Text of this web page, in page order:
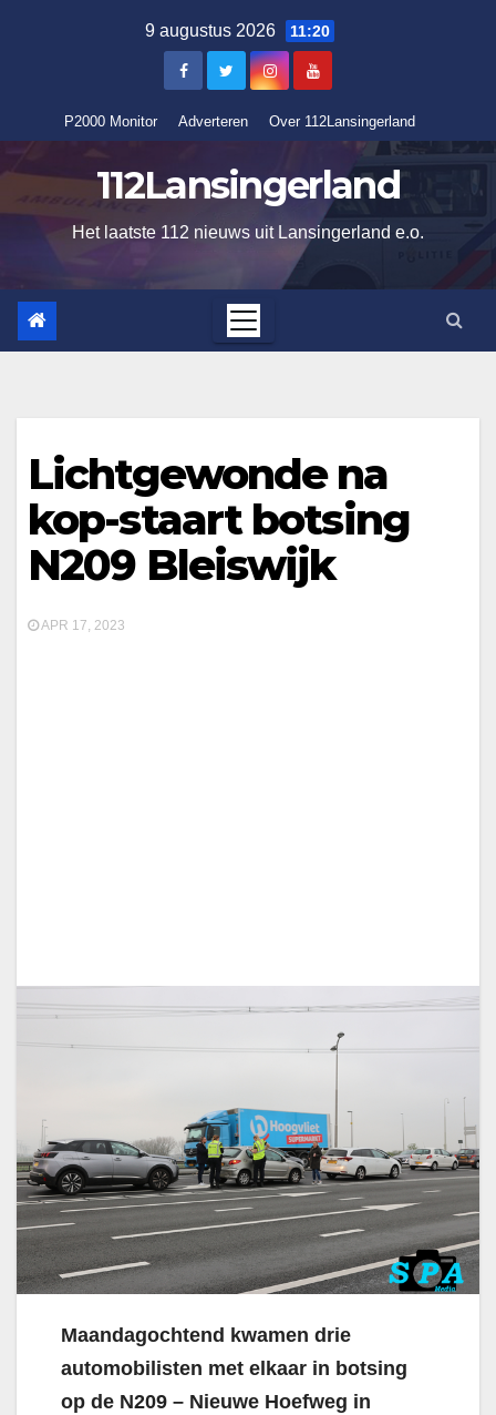
9 augustus 2026 11:20
P2000 Monitor Adverteren Over 112Lansingerland
112Lansingerland
Het laatste 112 nieuws uit Lansingerland e.o.
Lichtgewonde na
kop-staart botsing
N209 Bleiswijk
APR 17, 2023
Maandagochtend kwamen drie
automobilisten met elkaar in botsing
op de N209 – Nieuwe Hoefweg in